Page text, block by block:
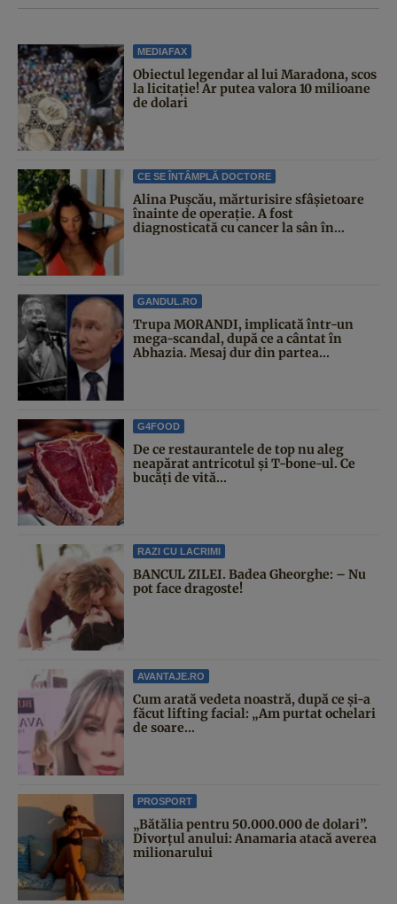
MEDIAFAX
Obiectul legendar al lui Maradona, scos
la licitație! Ar putea valora 10 milioane
de dolari
CE SE ÎNTÂMPLĂ DOCTORE
Alina Pușcău, mărturisire sfâșietoare
înainte de operație. A fost
diagnosticată cu cancer la sân în...
GANDUL.RO
Trupa MORANDI, implicată într-un
mega-scandal, după ce a cântat în
Abhazia. Mesaj dur din partea...
G4FOOD
De ce restaurantele de top nu aleg
neapărat antricotul și T-bone-ul. Ce
bucăți de vită...
RAZI CU LACRIMI
BANCUL ZILEI. Badea Gheorghe: – Nu
pot face dragoste!
AVANTAJE.RO
Cum arată vedeta noastră, după ce și-a
făcut lifting facial: „Am purtat ochelari
de soare...
PROSPORT
„Bătălia pentru 50.000.000 de dolari”.
Divorțul anului: Anamaria atacă averea
milionarului